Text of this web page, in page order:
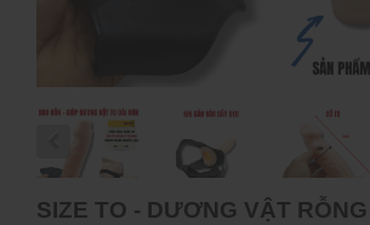
SIZE TO - DƯƠNG VẬT